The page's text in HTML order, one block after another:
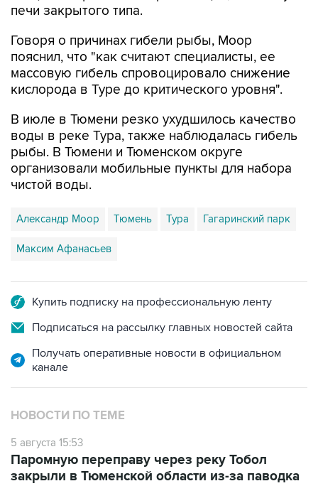
печи закрытого типа.
Говоря о причинах гибели рыбы, Моор
пояснил, что "как считают специалисты, ее
массовую гибель спровоцировало снижение
кислорода в Туре до критического уровня".
В июле в Тюмени резко ухудшилось качество
воды в реке Тура, также наблюдалась гибель
рыбы. В Тюмени и Тюменском округе
организовали мобильные пункты для набора
чистой воды.
Александр Моор Тюмень Тура Гагаринский парк
Максим Афанасьев
Купить подписку на профессиональную ленту
Подписаться на рассылку главных новостей сайта
Получать оперативные новости в официальном
канале
НОВОСТИ ПО ТЕМЕ
5 августа 15:53
Паромную переправу через реку Тобол
закрыли в Тюменской области из-за паводка